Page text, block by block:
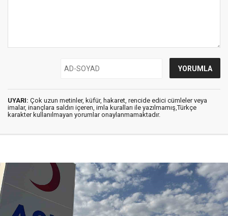
UYARI: Çok uzun metinler, küfür, hakaret, rencide edici cümleler veya
imalar, inançlara saldırı içeren, imla kuralları ile yazılmamış,Türkçe
karakter kullanılmayan yorumlar onaylanmamaktadır.